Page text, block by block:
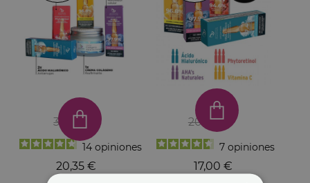
31,30 €
14 opiniones
20,35 €
20,00 €
7 opiniones
17,00 €